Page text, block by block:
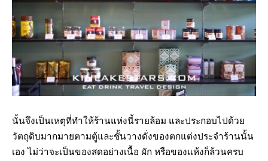
นั้นจึงเป็นเหตุที่ทำให้ร้านแห่งนี้รายล้อม และประกอบไปด้วย
วัตถุดิบมากมายตามตู้และชั้นวางดั่งของตกแต่งประจำร้านนั้น
เอง ไม่ว่าจะเป็นของสดอย่างเนื้อ ผัก หรือของแห้งก็ล้วนครบ